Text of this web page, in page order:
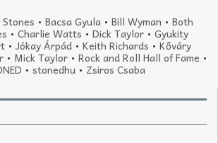
•Bacsa Gyula •Bill Wyman •Both
• Charlie Watts • Dick Taylor • Gyukity
• Jókay Árpád • Keith Richards • Kőváry
• Mick Taylor • Rock and Roll Hall of Fame •
• stonedhu • Zsiros Csaba